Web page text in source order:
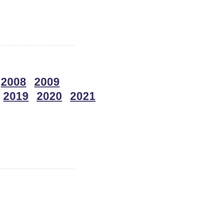
2008
2009
2019 2020
2021